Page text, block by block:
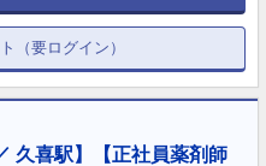
（要ログイン）
喜駅】【正社員薬剤師